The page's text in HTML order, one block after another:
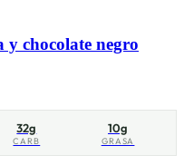
y chocolate negro
32g
CARB
10g
GRASA